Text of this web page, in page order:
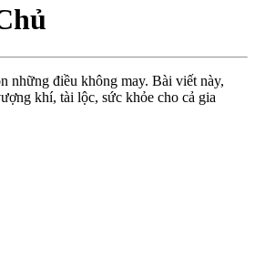
những điều không may. Bài viết này,
khí, tài lộc, sức khỏe cho cả gia